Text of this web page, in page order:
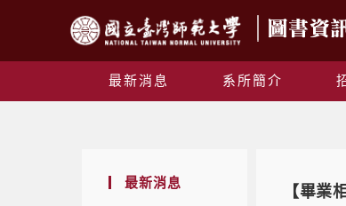
最新消息 系所簡介
最新消息
【畢